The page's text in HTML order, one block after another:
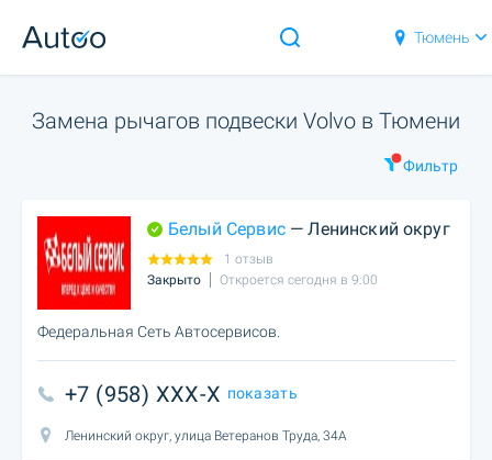
Тюмень
Замена рычагов подвески Volvo в Тюмени
Фильтр
Белый Сервис— Ленинский округ
1 отзыв
Закрыто
Откроется сегодня в 9:00
Федеральная Сеть Автосервисов.
+7 (958) XXX-X показать
Ленинский округ, улица Ветеранов Труда, 34А